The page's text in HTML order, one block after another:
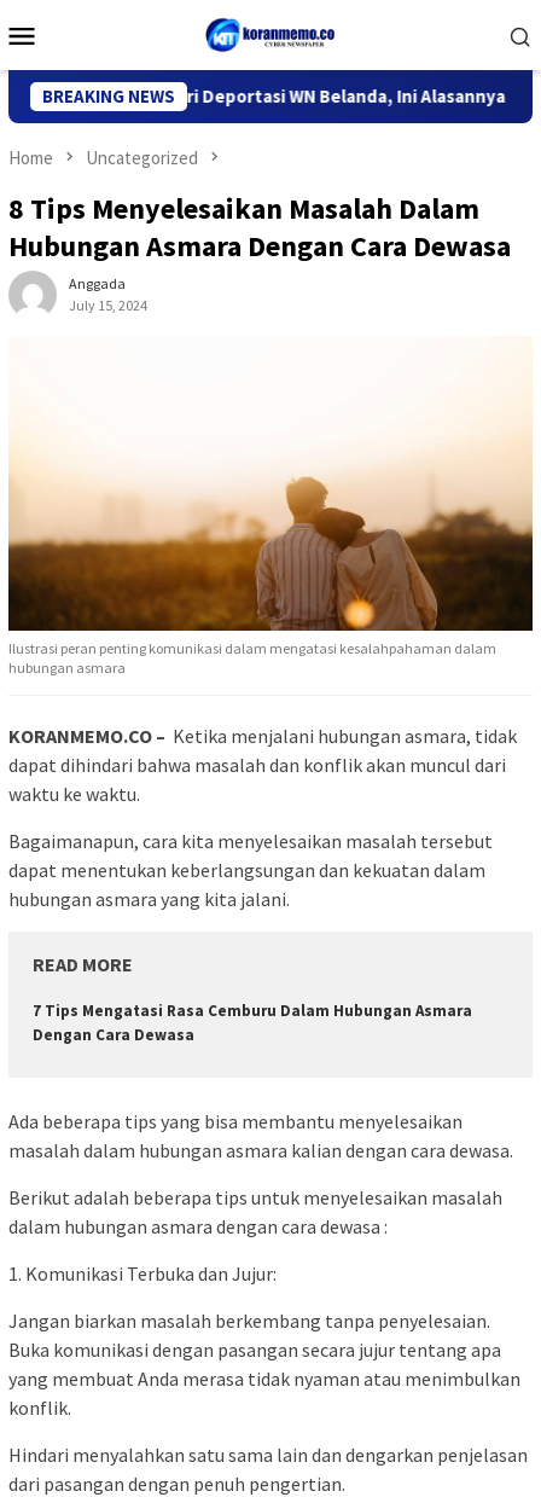
to
Menu
BREAKING NEWS
Imigrasi Kediri Deportasi WN Belanda, Ini Alasannya
Home Uncategorized
8 Tips Menyelesaikan Masalah Dalam
Hubungan Asmara Dengan Cara Dewasa
Anggada
July 15, 2024
Ilustrasi peran penting komunikasi dalam mengatasi kesalahpahaman dalam
hubungan asmara
KORANMEMO.CO – Ketika menjalani hubungan asmara, tidak
dapat dihindari bahwa masalah dan konflik akan muncul dari
waktu ke waktu.
Bagaimanapun, cara kita menyelesaikan masalah tersebut
dapat menentukan keberlangsungan dan kekuatan dalam
hubungan asmara yang kita jalani.
READ MORE
7 Tips Mengatasi Rasa Cemburu Dalam Hubungan Asmara
Dengan Cara Dewasa
Ada beberapa tips yang bisa membantu menyelesaikan
masalah dalam hubungan asmara kalian dengan cara dewasa.
Berikut adalah beberapa tips untuk menyelesaikan masalah
dalam hubungan asmara dengan cara dewasa :
1. Komunikasi Terbuka dan Jujur:
Jangan biarkan masalah berkembang tanpa penyelesaian.
Buka komunikasi dengan pasangan secara jujur tentang apa
yang membuat Anda merasa tidak nyaman atau menimbulkan
konflik.
Hindari menyalahkan satu sama lain dan dengarkan penjelasan
dari pasangan dengan penuh pengertian.